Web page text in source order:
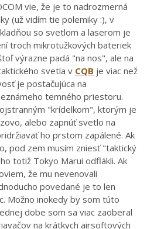
vie, že je to nadrozmerná
(už vidím tie polemiky :), v
so svetlom a laserom je
troch mikrotužkových bateriek
výrazne padá "na nos", ale na
svetla v CQB je viac než
je postačujúca na
temného priestoru.
"krídelkom", ktorým je
alebo zapnúť svetlo na
ho prstom zapálené. Ak
pod zem musím zniesť "taktický
totiž Tokyo Marui odflákli. Ak
že mu nevenovali
povedané je to len
Možno inokedy by som túto
dobe som sa viac zaoberal
na krátkych airsoftových